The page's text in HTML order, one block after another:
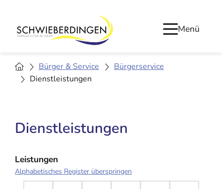
Menü
Bürger & Service
Bürgerservice
Dienstleistungen
Dienstleistungen
Leistungen
Alphabetisches Register überspringen